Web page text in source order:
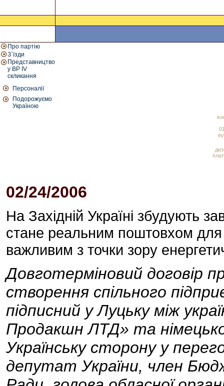
Про партію
З`їзди
Представництво
у ВР IV
скликання
Персоналії
Подорожуємо
Україною
02/24/2006
На Західній Україні збудують
стане реальним поштовхом для
важливим з точки зору
Довготерміновий договір
створення спільного
підписний у Луцьку між
Продакшн ЛТД» та
Українську сторону у
депутат України, член